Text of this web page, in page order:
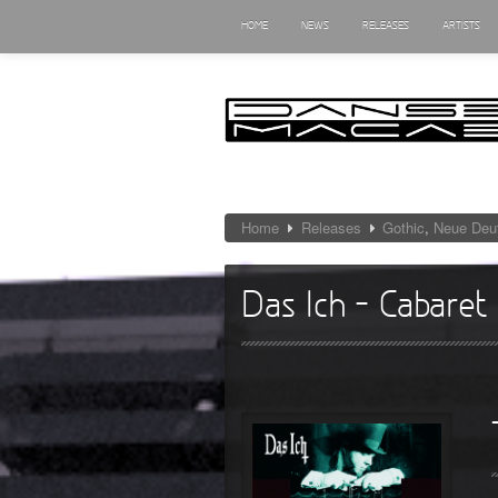
HOME NEWS RELEASES ARTISTS
Home Releases Gothic, Neue
Das Ich – Cabaret